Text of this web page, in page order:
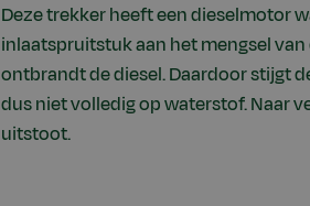
Deze trekker heeft een dieselmotor
inlaatspruitstuk aan het mengsel
ontbrandt de diesel. Daardoor stijgt
dus niet volledig op waterstof. Naar
uitstoot.